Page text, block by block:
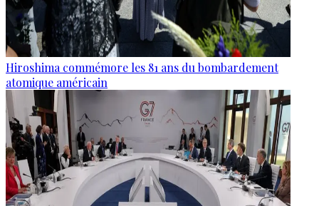
Hiroshima commémore les 81 ans du bombardement
atomique américain